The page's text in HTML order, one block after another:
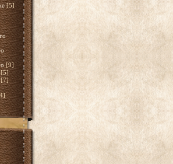
[5]
[9]
[5]
[7]